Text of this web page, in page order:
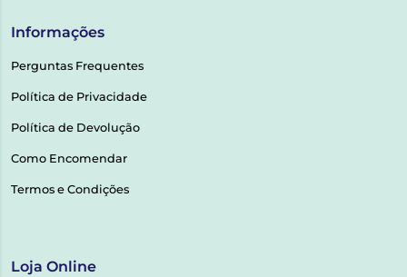
Informações
Perguntas Frequentes
Política de Privacidade
Política de Devolução
Como Encomendar
Termos e Condições
Loja Online